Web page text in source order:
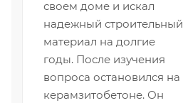
своем доме и искал
надежный строительный
материал на долгие
годы. После изучения
вопроса остановился на
керамзитобетоне. Он